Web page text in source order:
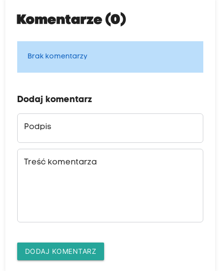
Komentarze (0)
Brak komentarzy
Dodaj komentarz
Podpis
Treść komentarza
DODAJ KOMENTARZ